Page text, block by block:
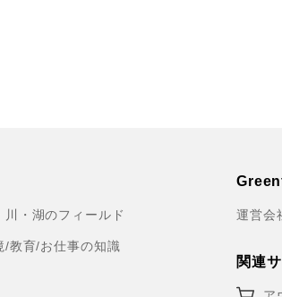
川・湖のフィールド
/教育/お仕事の知識
運営会
関連